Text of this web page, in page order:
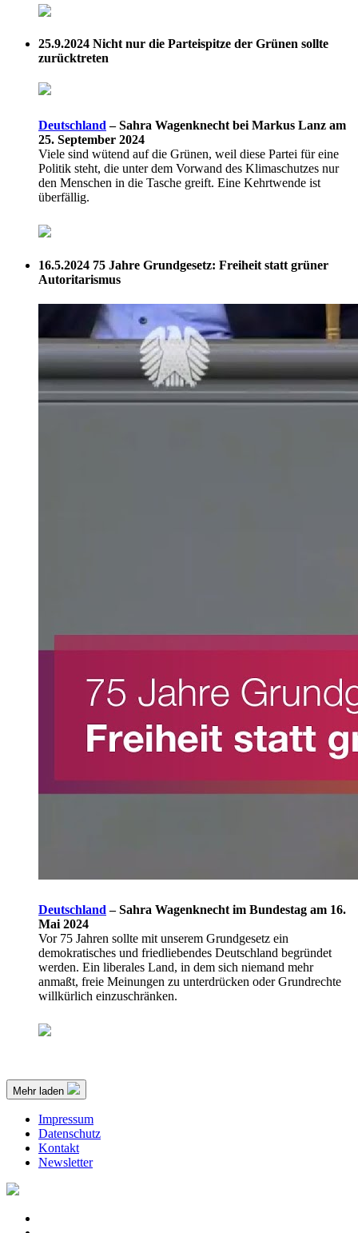
25.9.2024 Nicht nur die Parteispitze der Grünen sollte
zurücktreten
Deutschland – Sahra Wagenknecht bei Markus Lanz am
25. September 2024
Viele sind wütend auf die Grünen, weil diese Partei für eine
Politik steht, die unter dem Vorwand des Klimaschutzes nur
den Menschen in die Tasche greift. Eine Kehrtwende ist
überfällig.
16.5.2024 75 Jahre Grundgesetz: Freiheit statt grüner
Autoritarismus
Deutschland – Sahra Wagenknecht im Bundestag am 16.
Mai 2024
Vor 75 Jahren sollte mit unserem Grundgesetz ein
demokratisches und friedliebendes Deutschland begründet
werden. Ein liberales Land, in dem sich niemand mehr
anmaßt, freie Meinungen zu unterdrücken oder Grundrechte
willkürlich einzuschränken.
Mehr laden
Impressum
Datenschutz
Kontakt
Newsletter